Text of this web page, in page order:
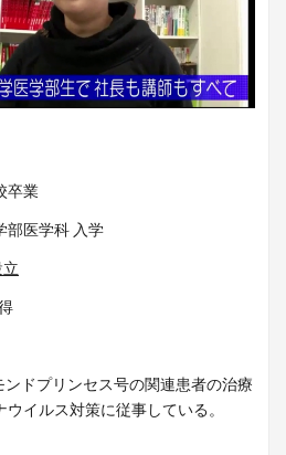
卒業
部医学科 入学
ドプリンセス号の関連患者の治療
イルス対策に従事している。